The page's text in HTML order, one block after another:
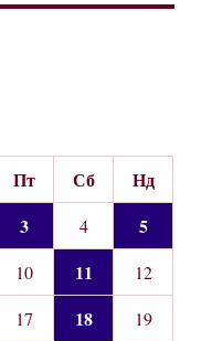
Пт Сб Нд
3 4 5
10 11 12
17 18
19